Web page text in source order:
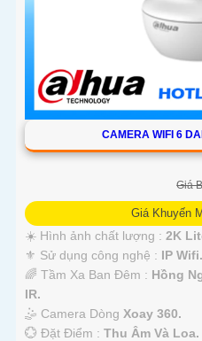
CAMERA WIFI 6
Giá
Giá Khuyến
☀️ Hình ảnh chất lượng : 2K
⚜️ Sử dụng công nghệ : IP Wifi.
🌈 Tầm Xa Ban Đêm : Hồng
IR.
🤹 Camera Dòng Xoay 360.
️💮 Đặt Điểm : Thu Âm Và Loa.